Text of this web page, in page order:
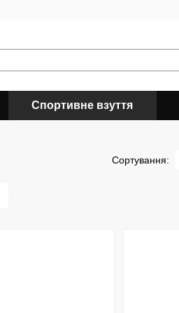
Спортивне взуття
Сортування: